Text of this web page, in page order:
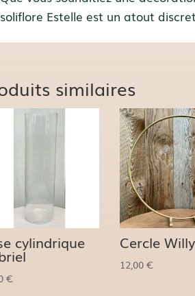
soliflore Estelle est un atout
similaires
cylindrique
€
Cercle Willy
12,00€